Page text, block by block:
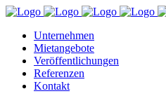
Unternehmen
Mietangebote
Veröffentlichungen
Referenzen
Kontakt